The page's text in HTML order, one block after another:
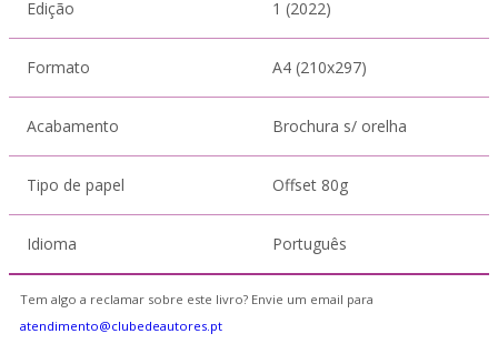
Edição 1 (2022)
Formato A4 (210x297)
Acabamento Brochura s/ orelha
Tipo de papel Offset 80g
Idioma Português
Tem algo a reclamar sobre este livro? Envie um email para
atendimento@clubedeautores.pt